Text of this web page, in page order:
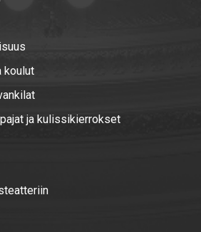
koulut
ja kulissikierrokset